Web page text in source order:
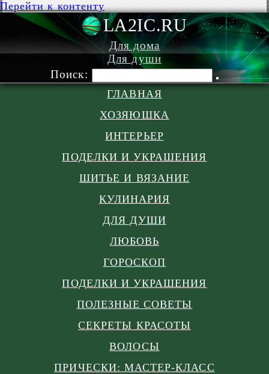
Перейти к контенту
LA2IC.RU
Для дома
Для души
Поиск:
ГЛАВНАЯ
ХОЗЯЮШКА
ИНТЕРЬЕР
ПОДЕЛКИ И УКРАШЕНИЯ
ШИТЬЕ И ВЯЗАНИЕ
КУЛИНАРИЯ
ДЛЯ ДУШИ
ЛЮБОВЬ
ГОРОСКОП
ПОДЕЛКИ И УКРАШЕНИЯ
ПОЛЕЗНЫЕ СОВЕТЫ
СЕКРЕТЫ КРАСОТЫ
ВОЛОСЫ
ПРИЧЕСКИ: МАСТЕР-КЛАСС